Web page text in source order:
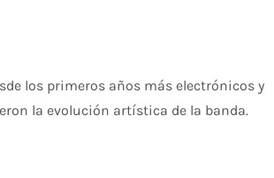
los primeros años más electrónicos y
la evolución artística de la banda.